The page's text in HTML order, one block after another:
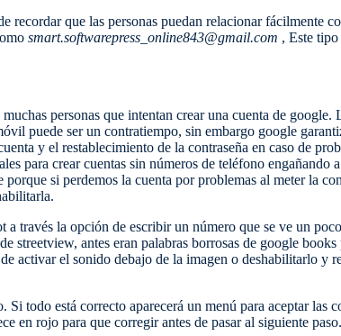
recordar que las personas puedan relacionar fácilmente
smart.softwarepress_online843@gmail.com , Este
personas que intentan crear una cuenta de google.
puede ser un contratiempo, sin embargo google
y el restablecimiento de la contraseña en caso de
para crear cuentas sin números de teléfono engañando
si perdemos la cuenta por problemas al meter la
través la opción de escribir un número que se ve un
streetview, antes eran palabras borrosas de google
activar el sonido debajo de la imagen o deshabilitarlo y
todo está correcto aparecerá un menú para aceptar las
en rojo para que corregir antes de pasar al siguiente paso.